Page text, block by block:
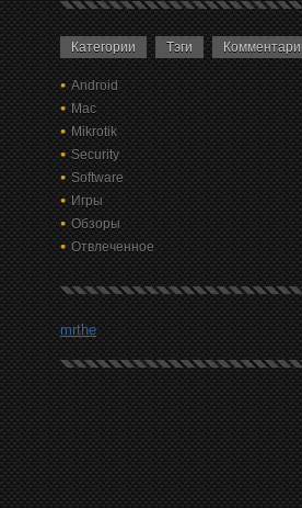
Категории Тэги
Android
Mac
Mikrotik
Security
Software
Игры
Обзоры
Отвлеченное
mrthe